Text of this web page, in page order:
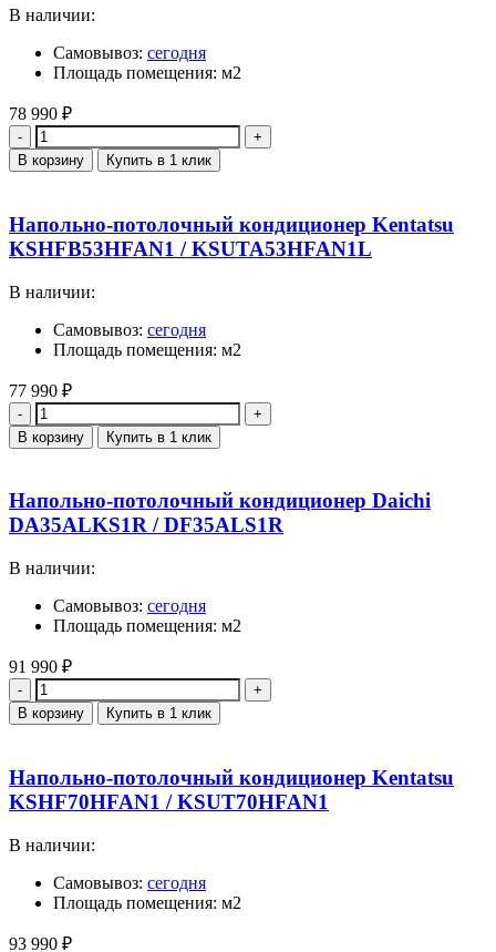
В наличии:
Самовывоз: сегодня
Площадь помещения: м2
78 990 ₽
Количество
В корзину Купить в 1 клик
Напольно-потолочный кондиционер Kentatsu
KSHFB53HFAN1 / KSUTA53HFAN1L
В наличии:
Самовывоз: сегодня
Площадь помещения: м2
77 990 ₽
Количество
В корзину Купить в 1 клик
Напольно-потолочный кондиционер Daichi
DA35ALKS1R / DF35ALS1R
В наличии:
Самовывоз: сегодня
Площадь помещения: м2
91 990 ₽
Количество
В корзину Купить в 1 клик
Напольно-потолочный кондиционер Kentatsu
KSHF70HFAN1 / KSUT70HFAN1
В наличии:
Самовывоз: сегодня
Площадь помещения: м2
93 990 ₽